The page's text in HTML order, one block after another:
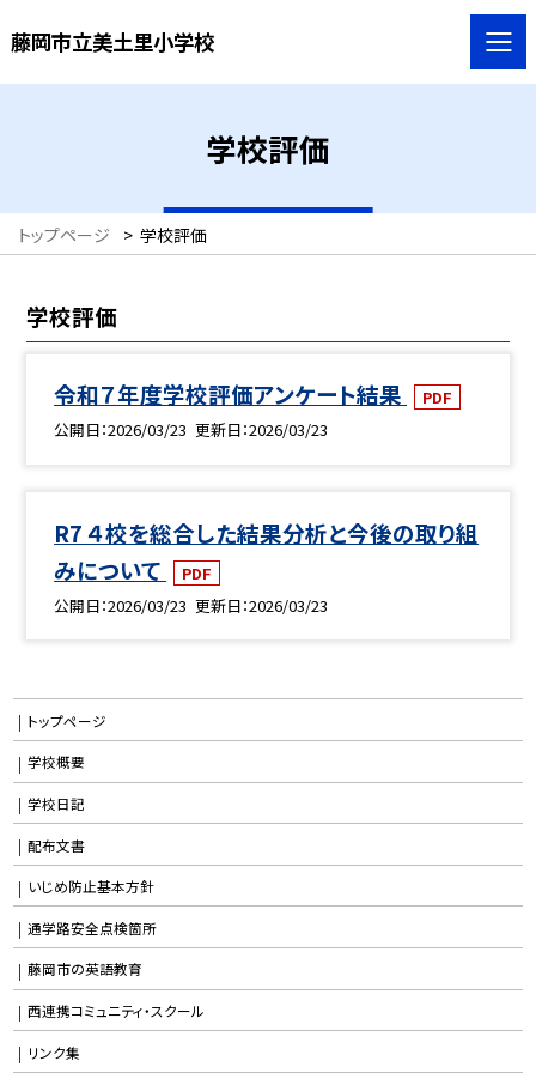
藤岡市立美土里小学校
学校評価
トップページ > 学校評価
学校評価
令和７年度学校評価アンケート結果
PDF
公開日 2026/03/23 更新日 2026/03/23
R7 ４校を総合した結果分析と今後の取り組
みについて
PDF
公開日 2026/03/23 更新日 2026/03/23
トップページ
学校概要
学校日記
配布文書
いじめ防止基本方針
通学路安全点検箇所
藤岡市の英語教育
西連携コミュニティ・スクール
リンク集